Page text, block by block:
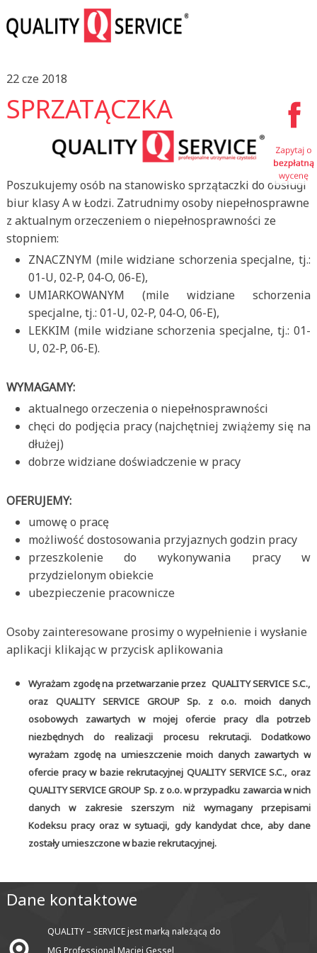
22 cze 2018
SPRZATĄCZKA
Poszukujemy osób na stanowisko sprzątaczki do obsługi
biur klasy A w Łodzi. Zatrudnimy osoby niepełnosprawne
z aktualnym orzeczeniem o niepełnosprawności ze
stopniem:
ZNACZNYM (mile widziane schorzenia specjalne, tj.:
01-U, 02-P, 04-O, 06-E),
UMIARKOWANYM (mile widziane schorzenia
specjalne, tj.: 01-U, 02-P, 04-O, 06-E),
LEKKIM (mile widziane schorzenia specjalne, tj.: 01-
U, 02-P, 06-E).
WYMAGAMY:
aktualnego orzeczenia o niepełnosprawności
chęci do podjęcia pracy (najchętniej zwiążemy się na
dłużej)
dobrze widziane doświadczenie w pracy
OFERUJEMY:
umowę o pracę
możliwość dostosowania przyjaznych godzin pracy
przeszkolenie do wykonywania pracy w
przydzielonym obiekcie
ubezpieczenie pracownicze
Osoby zainteresowane prosimy o wypełnienie i wysłanie
aplikacji klikając w przycisk aplikowania
Wyrażam zgodę na przetwarzanie przez QUALITY SERVICE S.C.,
oraz QUALITY SERVICE GROUP Sp. z o.o. moich danych
osobowych zawartych w mojej ofercie pracy dla potrzeb
niezbędnych do realizacji procesu rekrutacji. Dodatkowo
wyrażam zgodę na umieszczenie moich danych zawartych w
ofercie pracy w bazie rekrutacyjnej QUALITY SERVICE S.C., oraz
QUALITY SERVICE GROUP Sp. z o.o. w przypadku zawarcia w nich
danych w zakresie szerszym niż wymagany przepisami
Kodeksu pracy oraz w sytuacji, gdy kandydat chce, aby dane
zostały umieszczone w bazie rekrutacyjnej.
Dane kontaktowe
QUALITY – SERVICE jest marką należącą do